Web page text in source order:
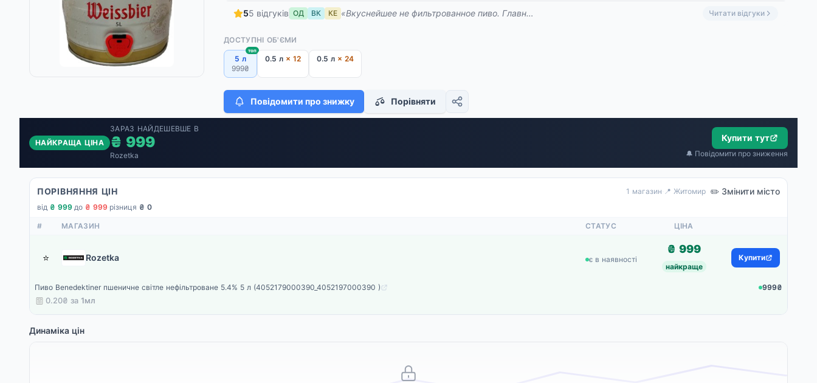
55 відгуків ОД ВК КЕ «Вкуснейшее не фильтрованное пиво. Главное охладить и не трясти, часов 10, не ложить, не переворачивать.
Читати відгуки
ДОСТУПНІ ОБ'ЄМИ
5 л
999₴
топ
0.5 л × 12 0.5 л × 24
Повідомити про знижку Порівняти
НАЙКРАЩА ЦІНА
ЗАРАЗ НАЙДЕШЕВШЕ В
₴ 999
Rozetka
Купити тут
🔔 Повідомити про зниження
ПОРІВНЯННЯ ЦІН 1 магазин· 📍 Житомир ✏️ Змінити місто
від ₴ 999·до ₴ 999·різниця ₴ 0
# МАГАЗИН СТАТУС ЦІНА
⭐ Rozetka є в наявності
₴ 999
найкраще
Купити
Пиво Benedektiner пшеничне світле нефільтроване 5.4% 5 л (4052179000390_4052197000390 )
999₴
0.20₴ за 1мл
Динаміка цін